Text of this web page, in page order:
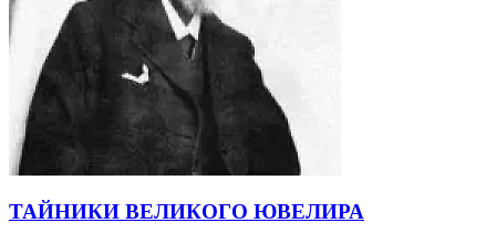
ТАЙНИКИ ВЕЛИКОГО ЮВЕЛИРА